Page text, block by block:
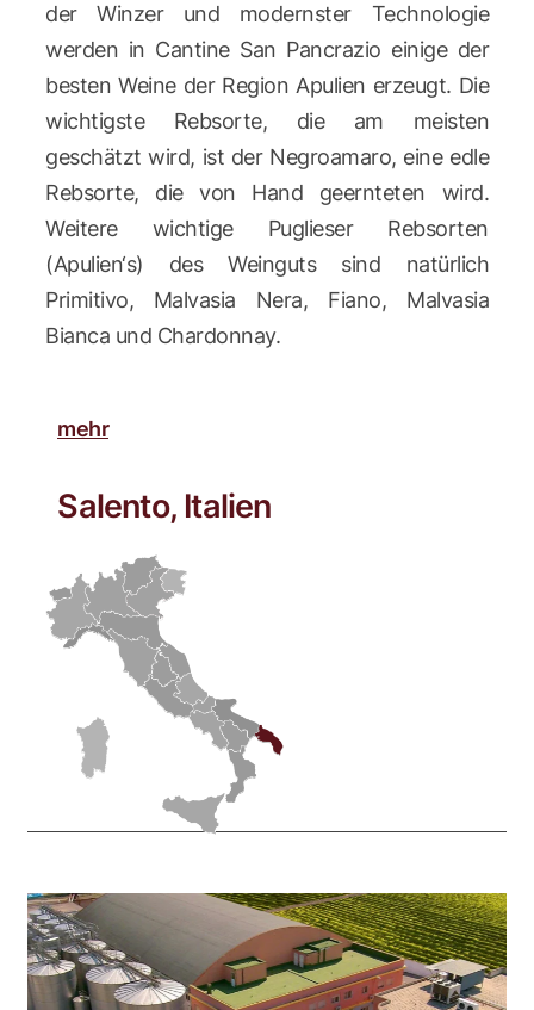
der Winzer und modernster Technologie
werden in Cantine San Pancrazio einige der
besten Weine der Region Apulien erzeugt. Die
wichtigste Rebsorte, die am meisten
geschätzt wird, ist der Negroamaro, eine edle
Rebsorte, die von Hand geernteten wird.
Weitere wichtige Puglieser Rebsorten
(Apulien‘s) des Weinguts sind natürlich
Primitivo, Malvasia Nera, Fiano, Malvasia
Bianca und Chardonnay.
mehr
Salento, Italien